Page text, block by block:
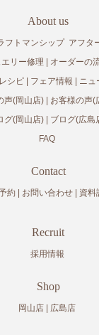
About us
フトマンシップ アフタ
エリー修理
オーダーの
シピ
フェア情報
ニュ
声(岡山店)
お客様の声(
グ(岡山店)
ブログ(広島
FAQ
Contact
約 お問い合わせ 資料
Recruit
採用情報
Shop
岡山店 広島店